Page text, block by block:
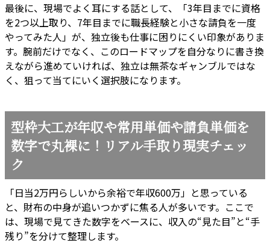
最後に、現場でよく耳にする話として、「3年目までに資格
を2つ以上取り、7年目までに職長経験と小さな請負を一度
やってみた人」が、独立後も仕事に困りにくい印象がありま
す。腕前だけでなく、このロードマップを自分なりに書き換
えながら進めていければ、独立は無茶なギャンブルではな
く、狙って当てにいく選択肢になります。
型枠大工が年収や常用単価や請負単価を
数字で丸裸に！リアル手取り現実チェッ
ク
「日当2万円らしいから余裕で年収600万」と思っている
と、財布の中身が追いつかずに焦る人が多いです。ここで
は、現場で見てきた数字をベースに、収入の“見た目”と“手
残り”を分けて整理します。